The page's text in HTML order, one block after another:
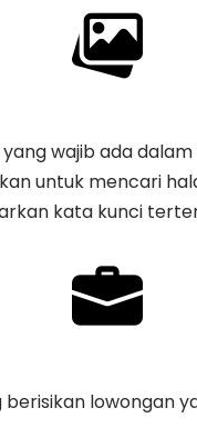
wajib ada
untuk mencari
kata kunci
berisikan lowongan